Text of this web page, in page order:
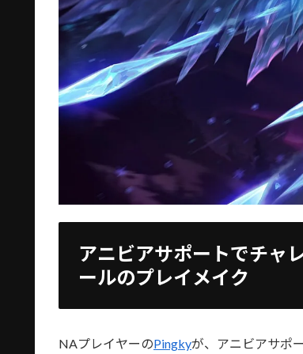
アニビアサポートでチャ
ールのプレイメイク
NAプレイヤーのPingkyが、アニビアサポ